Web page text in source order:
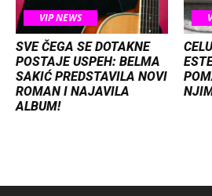
VIP NEWS
SVE ČEGA SE DOTAKNE
POSTAJE USPEH: BELMA
SAKIĆ PREDSTAVILA NOVI
ROMAN I NAJAVILA
ALBUM!